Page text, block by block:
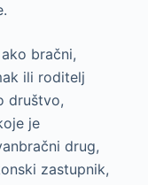
bračni,
ili roditelj
društvo,
je
drug,
zastupnik,